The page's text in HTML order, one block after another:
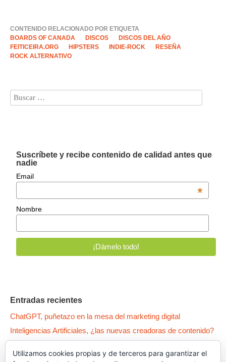
CONTENIDO RELACIONADO POR ETIQUETA
BOARDS OF CANADA
DISCOS
DISCOS DEL AÑO
FEITICEIRA.ORG
HIPSTERS INDIE-ROCK
RESEÑA
ROCK ALTERNATIVO
Suscríbete y recibe contenido de calidad antes que
nadie
Email
*
Nombre
Entradas recientes
ChatGPT, puñetazo en la mesa del marketing digital
Inteligencias Artificiales, ¿las nuevas creadoras de contenido?
Qué es la Canibalización SEO y cómo arreglar tus contenidos
Utilizamos cookies propias y de terceros para garantizar el